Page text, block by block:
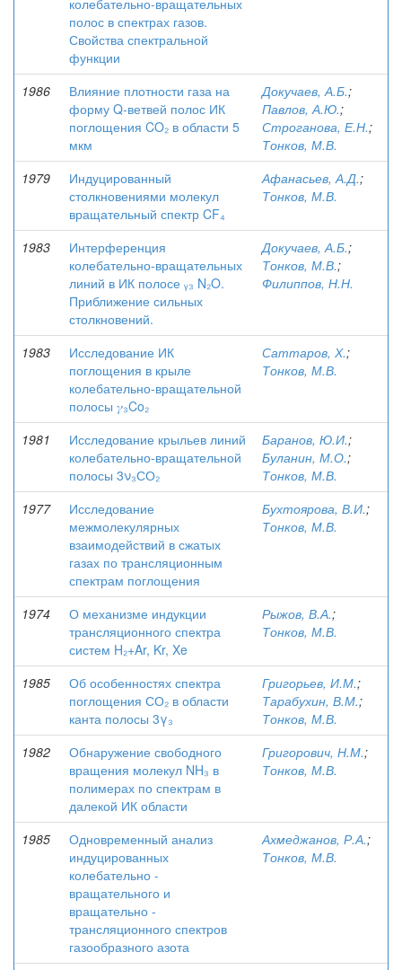
колебательно-вращательных
полос в спектрах газов.
Свойства спектральной
функции
1986
Влияние плотности газа на
форму Q-ветвей полос ИК
поглощения CO₂ в области 5
мкм
Докучаев, А.Б.;
Павлов, А.Ю.;
Строганова, Е.Н.;
Тонков, М.В.
1979
Индуцированный
столкновениями молекул
вращательный спектр CF₄
Афанасьев, А.Д.;
Тонков, М.В.
1983
Интерференция
колебательно-вращательных
линий в ИК полосе ᵧ₃ N₂O.
Приближение сильных
столкновений.
Докучаев, А.Б.;
Тонков, М.В.;
Филиппов, Н.Н.
1983
Исследование ИК
поглощения в крыле
колебательно-вращательной
полосы 𝛾₃Co₂
Саттаров, Х.;
Тонков, М.В.
1981
Исследование крыльев линий
колебательно-вращательной
полосы 3ν₃СО₂
Баранов, Ю.И.;
Буланин, М.О.;
Тонков, М.В.
1977
Исследование
межмолекулярных
взаимодействий в сжатых
газах по трансляционным
спектрам поглощения
Бухтоярова, В.И.;
Тонков, М.В.
1974
О механизме индукции
трансляционного спектра
систем H₂+Ar, Kr, Xe
Рыжов, В.А.;
Тонков, М.В.
1985
Об особенностях спектра
поглощения СО₂ в области
канта полосы 3γ₃
Григорьев, И.М.;
Тарабухин, В.М.;
Тонков, М.В.
1982
Обнаружение свободного
вращения молекул NH₃ в
полимерах по спектрам в
далекой ИК области
Григорович, Н.М.;
Тонков, М.В.
1985
Одновременный анализ
индуцированных
колебательно -
вращательного и
вращательно -
трансляционного спектров
газообразного азота
Ахмеджанов, Р.А.;
Тонков, М.В.